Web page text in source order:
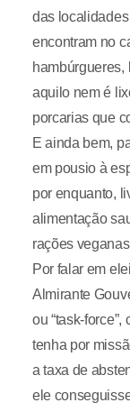
das
encontram no
hambúrgueres,
aquilo nem é
porcarias que
E ainda bem,
em pousio à
por enquanto,
alimentação
rações
Por falar em
Almirante
ou “task-
tenha por
a taxa de
ele